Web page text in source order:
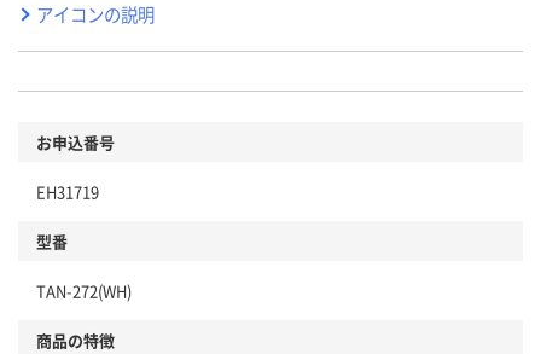
アイコンの説明
お申込番号
EH31719
型番
TAN-272(WH)
商品の特徴